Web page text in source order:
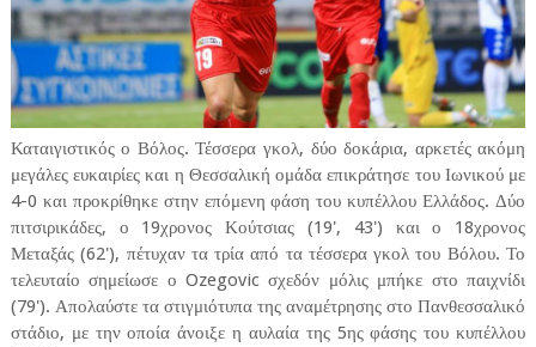
Καταιγιστικός ο Βόλος. Τέσσερα γκολ, δύο δοκάρια, αρκετές ακόμη
μεγάλες ευκαιρίες και η Θεσσαλική ομάδα επικράτησε του Ιωνικού με
4-0 και προκρίθηκε στην επόμενη φάση του κυπέλλου Ελλάδος. Δύο
πιτσιρικάδες, ο 19χρονος Κούτσιας (19', 43') και ο 18χρονος
Μεταξάς (62'), πέτυχαν τα τρία από τα τέσσερα γκολ του Βόλου. Το
τελευταίο σημείωσε ο Ozegovic σχεδόν μόλις μπήκε στο παιχνίδι
(79'). Απολαύστε τα στιγμιότυπα της αναμέτρησης στο Πανθεσσαλικό
στάδιο, με την οποία άνοιξε η αυλαία της 5ης φάσης του κυπέλλου